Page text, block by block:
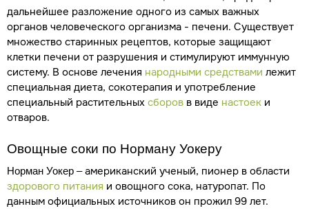
дальнейшее разложение одного из самых важных
органов человеческого организма - печени. Существует
множество старинных рецептов, которые защищают
клетки печени от разрушения и стимулируют иммунную
систему. В основе лечения народными средствами лежит
специальная диета, сокотерапия и употребление
специальный растительных сборов в виде настоек и
отваров.
Овощные соки по Норману Уокеру
Норман Уокер – американский ученый, пионер в области
здорового питания и овощного сока, натуропат. По
данным официальных источников он прожил 99 лет.